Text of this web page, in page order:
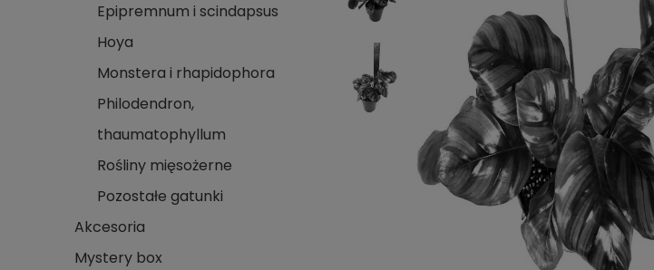
Epipremnum i scindapsus
Hoya
Monstera i rhapidophora
Philodendron,
thaumatophyllum
Rośliny mięsożerne
Pozostałe gatunki
Akcesoria
Mystery box